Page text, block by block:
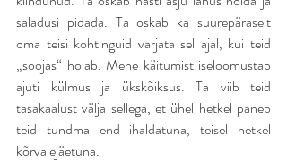
saladusi pidada. Ta oskab ka suurepäraselt
oma teisi kohtinguid varjata sel ajal, kui teid
„soojas“ hoiab. Mehe käitumist iseloomustab
ajuti külmus ja ükskõiksus. Ta viib teid
tasakaalust välja sellega, et ühel hetkel paneb
teid tundma end ihaldatuna, teisel hetkel
kõrvalejäetuna.